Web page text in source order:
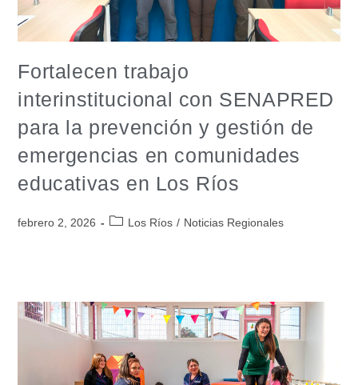
Fortalecen trabajo
interinstitucional con SENAPRED
para la prevención y gestión de
emergencias en comunidades
educativas en Los Ríos
febrero 2, 2026 Los Ríos / Noticias Regionales